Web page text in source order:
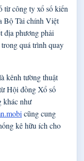
từ công ty xổ số kiến
Bộ Tài chính Việt
địa phương phải
quá trình quay
kênh tường thuật
Hội đồng Xổ số
khác như
cũng cung
kê hữu ích cho